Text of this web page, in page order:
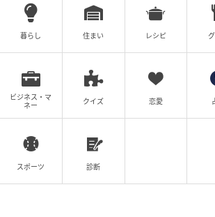
造性」「楽しむ力」にスポットライ
遠慮していたことや後回しにしてい
発揮することが、新しいご縁や可能性
となるでしょう。一方で、土星と海王
羊座に滞在し、自分の理想を現実へと
を促しています。勢いだけで進むので
に大切なものは何か」を見極めながら
求められる時期です。夢を見るだけで
つ形にしていく姿勢が未来を切り開
暮らし 住まい レシピ
ビジネス・マ
ネー
クイズ 恋愛
スポーツ 診断